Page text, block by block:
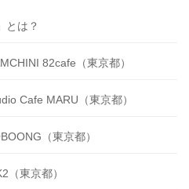
とは？
82cafe（東京都）
Cafe MARU（東京都）
（東京都）
（東京都）